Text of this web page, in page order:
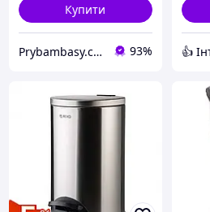
Купити
Prybambasy.com.ua - магазин товарів для дому 93%